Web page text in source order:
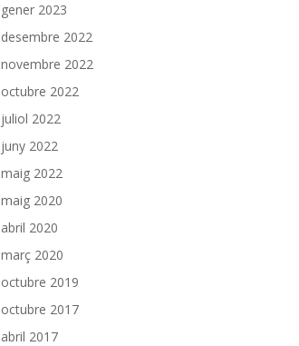
gener 2023
desembre 2022
novembre 2022
octubre 2022
juliol 2022
juny 2022
maig 2022
maig 2020
abril 2020
març 2020
octubre 2019
octubre 2017
abril 2017